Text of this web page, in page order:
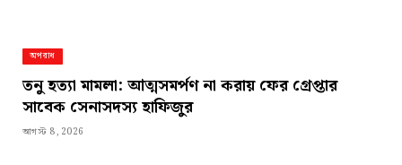
অপরাধ
তনু হত্যা মামলা: আত্মসমর্পণ না করায় ফের গ্রেপ্তার
সাবেক সেনাসদস্য হাফিজুর
আগস্ট 8, 2026